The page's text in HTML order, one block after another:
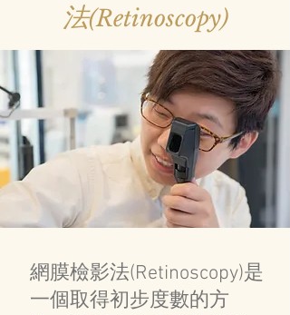
法(Retinoscopy)
網膜檢影法(Retinoscopy)是
一個取得初步度數的方